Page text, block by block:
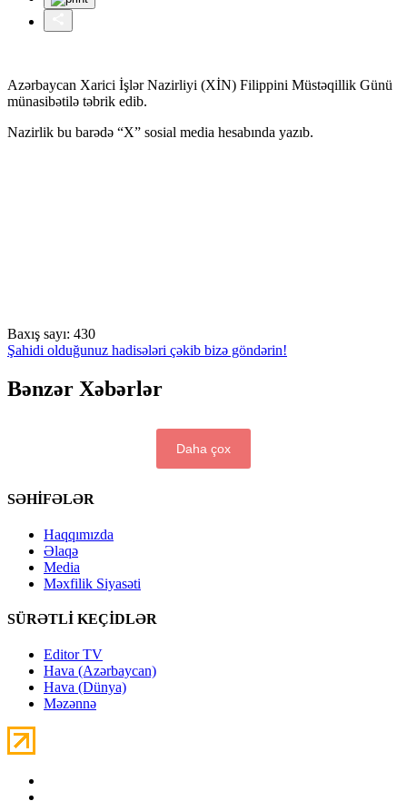
Azərbaycan Xarici İşlər Nazirliyi (XİN) Filippini Müstəqillik Günü
münasibətilə təbrik edib.
Nazirlik bu barədə “X” sosial media hesabında yazıb.
Baxış sayı: 430
Şahidi olduğunuz hadisələri çəkib bizə göndərin!
Bənzər Xəbərlər
Daha çox
SƏHİFƏLƏR
Haqqımızda
Əlaqə
Media
Məxfilik Siyasəti
SÜRƏTLİ KEÇİDLƏR
Editor TV
Hava (Azərbaycan)
Hava (Dünya)
Məzənnə